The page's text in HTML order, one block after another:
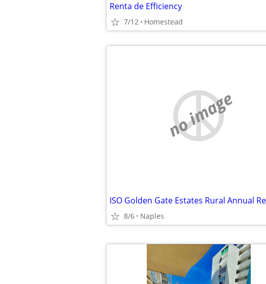
Renta de Efficiency
7/12 Homestead
no image
8/6 Naples